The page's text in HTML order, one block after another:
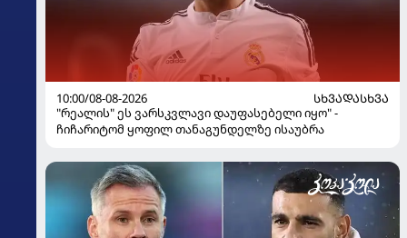
10:00/08-08-2026
ᲡᲮᲕᲐᲓᲐᲡᲮᲕᲐ
"რეალის" ეს ვარსკვლავი დაუფასებელი იყო" -
ჩიჩარიტომ ყოფილ თანაგუნდელზე ისაუბრა